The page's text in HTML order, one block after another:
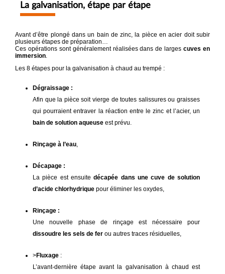
La galvanisation, étape par étape
Avant d’être plongé dans un bain de zinc, la pièce en acier doit subir
plusieurs étapes de préparation…
Ces opérations sont généralement réalisées dans de largescuves en
immersion
Les 8 étapes pour la galvanisation à chaud au trempé :
Dégraissage :
Afin que la pièce soit vierge de toutes salissures ou graisses
qui pourraient entraver la réaction entre le zinc et l’acier, un
bain de solution aqueuse est prévu.
Rinçage à l’eau
Décapage :
La pièce est ensuitedécapée dans une cuve de solution
d’acide chlorhydrique pour éliminer les oxydes,
Rinçage :
Une nouvelle phase de rinçage est nécessaire pour
dissoudre les sels de fer ou autres traces résiduelles,
>Fluxage :
L’avant-dernière étape avant la galvanisation à chaud est